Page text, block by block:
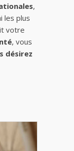
,
les plus
votre
, vous
désirez